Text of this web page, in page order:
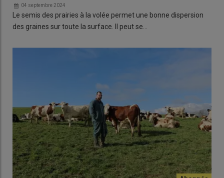
04 septembre 2024
Le semis des prairies à la volée permet une bonne dispersion
des graines sur toute la surface. Il peut se…